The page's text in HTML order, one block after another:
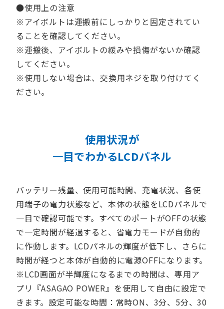
●使用上の注意
※アイボルトは運搬前にしっかりと固定されてい
ることを確認してください。
※運搬後、アイボルトの緩みや損傷がないか確認
してください。
※使用しない場合は、交換用ネジを取り付けてく
ださい。
使用状況が
一目でわかるLCDパネル
バッテリー残量、使用可能時間、充電状況、各使
用端子の電力状態など、本体の状態をLCDパネルで
一目で確認可能です。すべてのポートがOFFの状態
で一定時間が経過すると、省電力モードが自動的
に作動します。LCDパネルの輝度が低下し、さらに
時間が経つと本体が自動的に電源OFFになります。
※LCD画面が半輝度になるまでの時間は、専用ア
プリ『ASAGAO POWER』を使用して自由に設定で
きます。設定可能な時間：常時ON、3分、5分、30